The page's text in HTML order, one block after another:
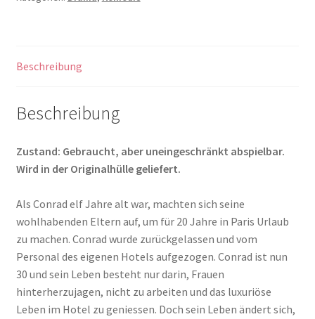
Menge
Beschreibung
Beschreibung
Zustand: Gebraucht, aber uneingeschränkt abspielbar.
Wird in der Originalhülle geliefert.
Als Conrad elf Jahre alt war, machten sich seine
wohlhabenden Eltern auf, um für 20 Jahre in Paris Urlaub
zu machen. Conrad wurde zurückgelassen und vom
Personal des eigenen Hotels aufgezogen. Conrad ist nun
30 und sein Leben besteht nur darin, Frauen
hinterherzujagen, nicht zu arbeiten und das luxuriöse
Leben im Hotel zu geniessen. Doch sein Leben ändert sich,